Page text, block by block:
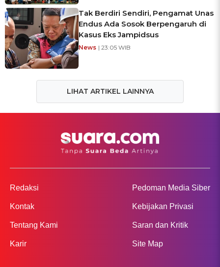
Tak Berdiri Sendiri, Pengamat Unas
Endus Ada Sosok Berpengaruh di
Kasus Eks Jampidsus
News | 23:05 WIB
LIHAT ARTIKEL LAINNYA
Redaksi
Kontak
Tentang Kami
Karir
Pedoman Media Siber
Kebijakan Privasi
Saran dan Kritik
Site Map